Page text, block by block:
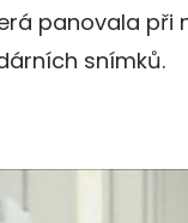
panovala při
snímků.